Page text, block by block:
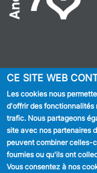
CE SITE WEB
Les cookies nous
d'offrir des fonctionnalités
trafic. Nous partageons
site avec nos partenaires
peuvent combiner celles-
fournies ou qu'ils ont
Vous consentez à nos